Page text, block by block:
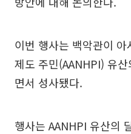
이번 행사는 백악관이 아
제도 주민(AANHPI) 유
면서 성사됐다.
행사는 AANHPI 유산의